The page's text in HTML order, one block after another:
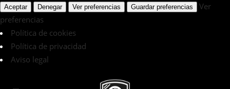
Aceptar Denegar Ver preferencias Guardar preferencias
Ver
preferencias
Política de cookies
Política de privacidad
Aviso legal